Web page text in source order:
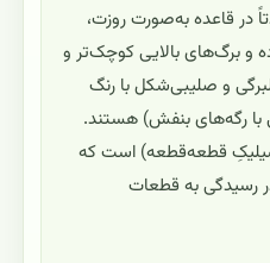
در قاعده به‌صورت روزت،
و برگ‌های بالایی کوچک‌تر و
و صلیبی‌شکل با رنگ
با رگه‌های بنفش) هستند.
قطعه‌قطعه) است که
رسیدگی به قطعات